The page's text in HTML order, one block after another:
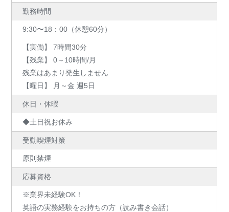
勤務時間
9:30〜18：00（休憩60分）
【実働】 7時間30分
【残業】 0～10時間/月
残業はあまり発生しません
【曜日】 月～金 週5日
休日・休暇
◆土日祝お休み
受動喫煙対策
原則禁煙
応募資格
※業界未経験OK！
英語の実務経験をお持ちの方（読み書き会話）